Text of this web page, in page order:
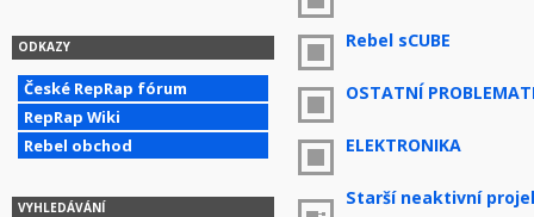
ODKAZY
České RepRap fórum
RepRap Wiki
Rebel obchod
VYHLEDÁVÁNÍ
Rebel sCUBE
OSTATNÍ
ELEKTRONIKA
Starší neaktivní